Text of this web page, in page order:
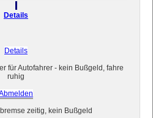
Details
Details
für Autofahrer - kein Bußgeld, fahre
ruhig
zeitig, kein Bußgeld